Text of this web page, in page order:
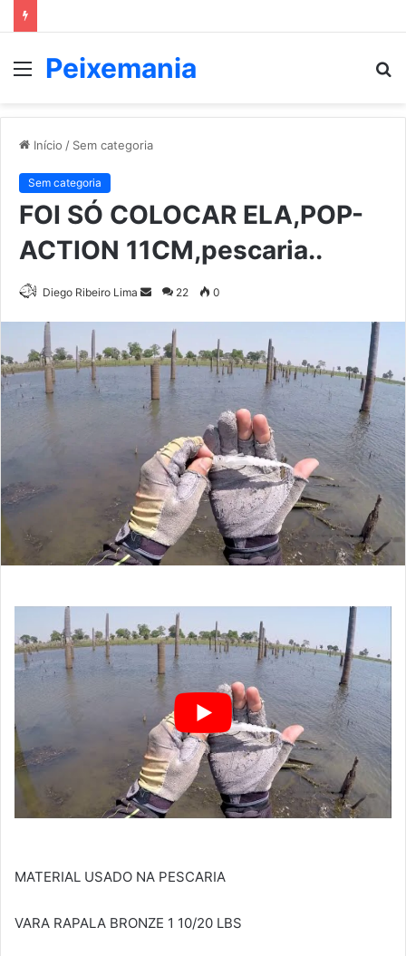
Menu
Peixemania
Início / Sem categoria
Sem categoria
FOI SÓ COLOCAR ELA,POP-
ACTION 11CM,pescaria..
Diego Ribeiro Lima
Mande
mail
22 0
MATERIAL USADO NA PESCARIA
VARA RAPALA BRONZE 1 10/20 LBS